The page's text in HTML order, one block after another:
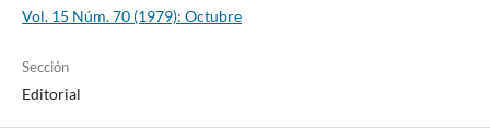
Vol. 15 Núm. 70 (1979): Octubre
Sección
Editorial